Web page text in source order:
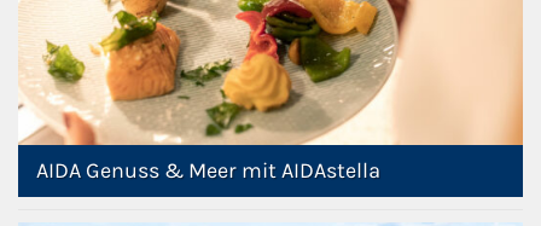
AIDA Genuss & Meer mit AIDAstella